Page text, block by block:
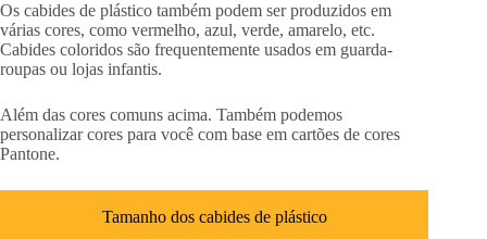
Os cabides de plástico também podem ser produzidos em
várias cores, como vermelho, azul, verde, amarelo, etc.
Cabides coloridos são frequentemente usados ​​em guarda-
roupas ou lojas infantis.
Além das cores comuns acima. Também podemos
personalizar cores para você com base em cartões de cores
Pantone.
Tamanho dos cabides de plástico